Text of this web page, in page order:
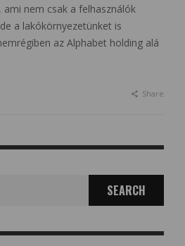
nem csak a felhasználók
a lakókörnyezetünket is
az Alphabet holding alá
Share